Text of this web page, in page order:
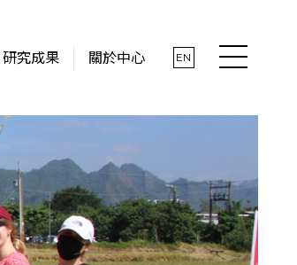
研究成果 關於中心 EN